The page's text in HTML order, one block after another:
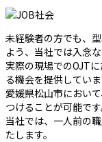
未経験者の方でも、
よう、当社では入念
実際の現場でのOJT
る機会を提供していま
愛媛県松山市におい
つけることが可能です
当社では、一人前の
たします。